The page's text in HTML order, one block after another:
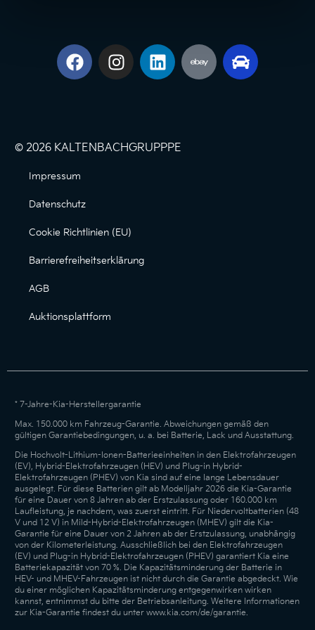
© 2026 KALTENBACHGRUPPPE
Impressum
Datenschutz
Cookie Richtlinien (EU)
Barrierefreiheitserklärung
AGB
Auktionsplattform
* 7-Jahre-Kia-Herstellergarantie
Max. 150.000 km Fahrzeug-Garantie. Abweichungen gemäß den
gültigen Garantiebedingungen, u. a. bei Batterie, Lack und Ausstattung.
Die Hochvolt-Lithium-Ionen-Batterieeinheiten in den Elektrofahrzeugen
(EV), Hybrid-Elektrofahrzeugen (HEV) und Plug-in Hybrid-
Elektrofahrzeugen (PHEV) von Kia sind auf eine lange Lebensdauer
ausgelegt. Für diese Batterien gilt ab Modelljahr 2026 die Kia-Garantie
für eine Dauer von 8 Jahren ab der Erstzulassung oder 160.000 km
Laufleistung, je nachdem, was zuerst eintritt. Für Niedervoltbatterien (48
V und 12 V) in Mild-Hybrid-Elektrofahrzeugen (MHEV) gilt die Kia-
Garantie für eine Dauer von 2 Jahren ab der Erstzulassung, unabhängig
von der Kilometerleistung. Ausschließlich bei den Elektrofahrzeugen
(EV) und Plug-in Hybrid-Elektrofahrzeugen (PHEV) garantiert Kia eine
Batteriekapazität von 70 %. Die Kapazitätsminderung der Batterie in
HEV- und MHEV-Fahrzeugen ist nicht durch die Garantie abgedeckt. Wie
du einer möglichen Kapazitätsminderung entgegenwirken wirken
kannst, entnimmst du bitte der Betriebsanleitung. Weitere Informationen
zur Kia-Garantie findest du unter www.kia.com/de/garantie.